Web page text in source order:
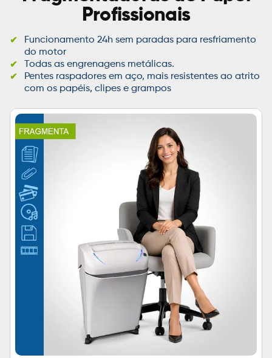
Profissionais
Funcionamento 24h sem paradas para resfriamento
do motor
Todas as engrenagens metálicas.
Pentes raspadores em aço, mais resistentes ao atrito
com os papéis, clipes e grampos